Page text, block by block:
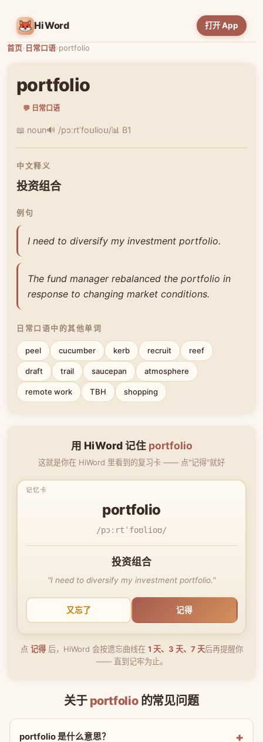
HiWord 打开 App
首页› 日常口语›portfolio
portfolio
💬 日常口语
📖 noun🔊 /pɔːrtˈfoʊlioʊ/📊 B1
中文释义
投资组合
例句
I need to diversify my investment portfolio.
The fund manager rebalanced the portfolio in
response to changing market conditions.
日常口语中的其他单词
peel cucumber kerb recruit reef
draft trail saucepan atmosphere
remote work TBH shopping
用 HiWord 记住 portfolio
这就是你在 HiWord 里看到的复习卡 —— 点"记得"就好
portfolio
/pɔːrtˈfoʊlioʊ/
投资组合
"I need to diversify my investment portfolio."
又忘了 记得
点 记得后，HiWord 会按遗忘曲线在 1 天、3 天、7 天后再提醒你
—— 直到记牢为止。
关于 portfolio的常见问题
portfolio 是什么意思？